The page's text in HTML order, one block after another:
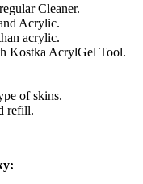
Cleaner.
Acrylic.
acrylic.
Kostka AcrylGel Tool.
of skins.
refill.